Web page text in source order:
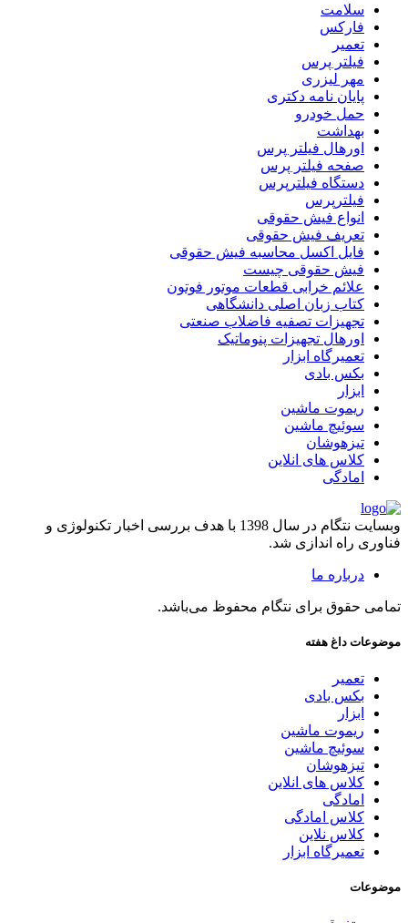
سلامت
فارکس
تعمیر
فیلتر پرس
مهر لیزری
پایان نامه دکتری
حمل خودرو
بهداشت
اورهال فیلتر پرس
صفحه فیلتر پرس
دستگاه فیلترپرس
فیلترپرس
انواع فیش حقوقی
تعریف فیش حقوقی
فایل اکسل محاسبه فیش حقوقی
فیش حقوقی چیست
علائم خرابی قطعات موتور فوتون
کتاب زبان اصلی دانشگاهی
تجهیزات تصفیه فاضلاب صنعتی
اورهال تجهیزات پنوماتیک
تعمیرگاه ابزار
بکس بادی
ابزار
ریموت ماشین
سوئیچ ماشین
تیزهوشان
کلاس های انلاین
امادگی
وبسایت نتگام در سال 1398 با هدف بررسی اخبار تکنولوژی و
فناوری راه اندازی شد.
درباره ما
تمامی حقوق برای نتگام محفوظ می‌باشد.
موضوعات داغ هفته
تعمیر
بکس بادی
ابزار
ریموت ماشین
سوئیچ ماشین
تیزهوشان
کلاس های انلاین
امادگی
کلاس امادگی
کلاس نلاین
تعمیرگاه ابزار
موضوعات